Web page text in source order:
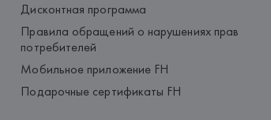
Дисконтная программа
Правила обращений о нарушениях прав
потребителей
Мобильное приложение FH
Подарочные сертификаты FH